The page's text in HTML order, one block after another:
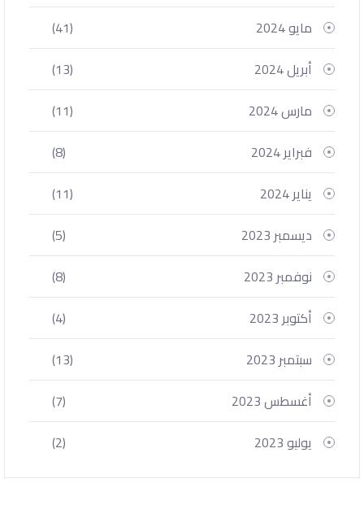
مايو 2024
(41)
أبريل 2024
(13)
مارس 2024
(11)
فبراير 2024
(8)
يناير 2024
(11)
ديسمبر 2023
(5)
نوفمبر 2023
(8)
أكتوبر 2023
(4)
سبتمبر 2023
(13)
أغسطس 2023
(7)
يوليو 2023
(2)